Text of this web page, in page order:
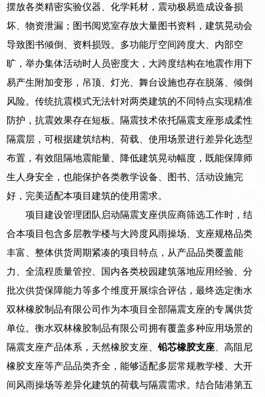
摆放各类精密实验仪器、化学耗材，震动极易造成设备损
坏、物资泄漏；图书阅览室存放大量图书资料，建筑晃动会
导致图书倾倒、资料损毁。多功能厅空间跨度大、内部空
旷，举办集体活动时人员密度大，大跨度结构在地震作用下
易产生附加变形，吊顶、灯光、舞台设施也存在脱落、倾倒
风险。传统抗震模式无法针对两类建筑的不同特点实现精准
防护，抗震效果存在短板。隔震技术依托隔震支座形成柔性
隔震层，可根据建筑结构、荷载、使用场景进行差异化选型
布置，有效阻隔地震能量、降低建筑晃动幅度，既能保障师
生人身安全，也能保护各类教学设备、图书、活动设施完
好，完美适配本项目建筑的使用需求。
项目建设管理团队启动隔震支座供应商筛选工作时，结
合本项目包含多层教学楼与大跨度风雨操场、支座规格品类
丰富、整体供货周期紧凑的项目特点，从产品品类覆盖能
力、全流程质量管控、国内各类校园建筑落地应用经验、分
批次供货保障能力等多个维度开展综合评估，最终选定衡水
双林橡胶制品有限公司作为本项目全部隔震支座的专属供货
单位。衡水双林橡胶制品有限公司拥有覆盖多种应用场景的
隔震支座产品体系，天然橡胶支座、铅芯橡胶支座 、高阻尼
橡胶支座等产品品类齐全，能够适配多层常规教学楼、大开
间风雨操场等差异化建筑的荷载与隔震需求。结合陆港第五